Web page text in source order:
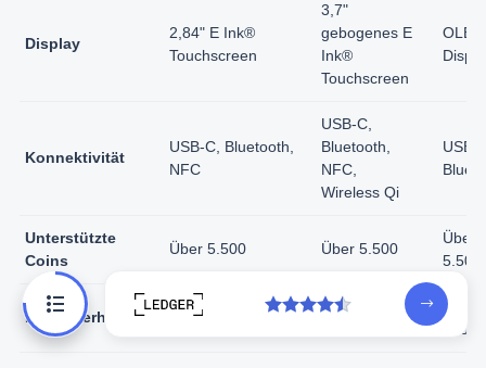
Display
2,84" E Ink®
Touchscreen
3,7"
gebogenes E
Ink®
Touchscreen
Konnektivität
USB-C, Bluetooth,
NFC
USB-C,
Bluetooth,
NFC,
Wireless Qi
USB-
Unterstützte
Coins
Über 5.500 Über 5.500
Über
5.500
Besonderheiten
Personalisierbarer
Magnetisches
Größe